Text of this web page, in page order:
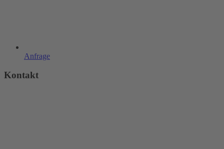
Anfrage
Kontakt